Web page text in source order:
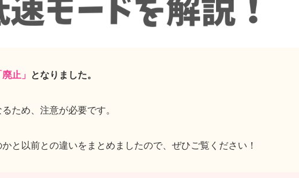
廃止」 となりました。
ため、注意が必要です。
と以前との違いをまとめましたので、ぜひご覧ください！